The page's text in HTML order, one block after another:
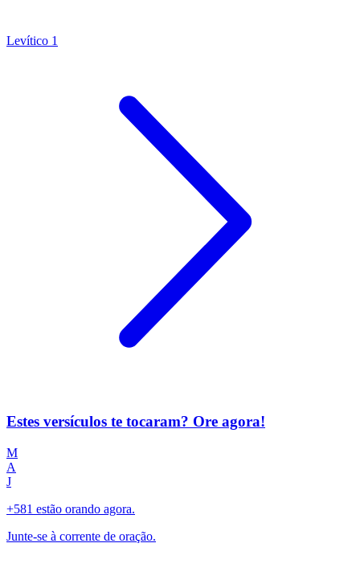
Levítico 1
Estes versículos te tocaram? Ore agora!
M
A
J
+581 estão orando agora.
Junte-se à corrente de oração.